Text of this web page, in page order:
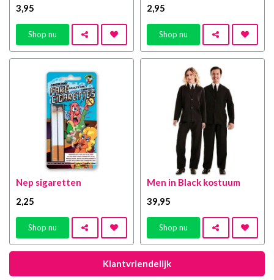
3,95
Shop nu
2,95
Shop nu
Nep sigaretten
2,25
Shop nu
Men in Black kostuum
39,95
Shop nu
Klantvriendelijk